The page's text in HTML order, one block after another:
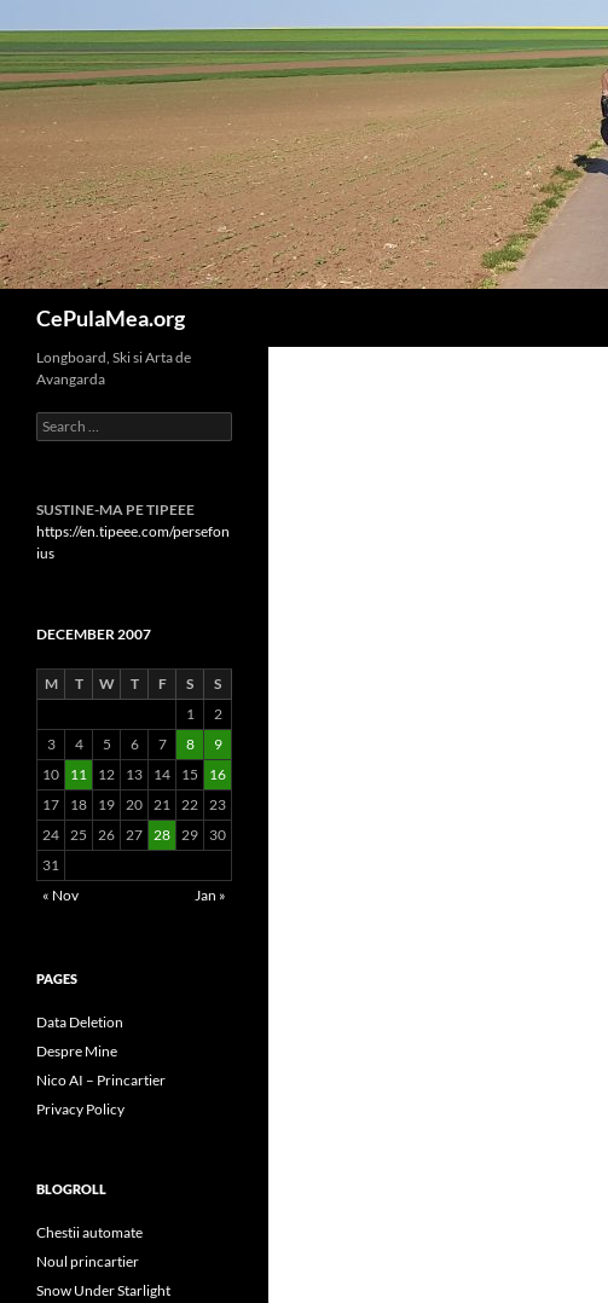
to
content
CePulaMea.org
Longboard, Ski si Arta de
Avangarda
Search
for:
SUSTINE-MA PE TIPEEE
https://en.tipeee.com/persefon
ius
DECEMBER 2007
M T W T F S
S
1
2
3
4 5 6 7 8
9
10
11 12 13 14 15
16
17
18 19 20 21 22 23
24 25 26 27 28 29
30
31
« Nov
Jan »
PAGES
Data Deletion
Despre Mine
Nico AI – Princartier
Privacy Policy
BLOGROLL
Chestii automate
Noul princartier
Snow Under Starlight